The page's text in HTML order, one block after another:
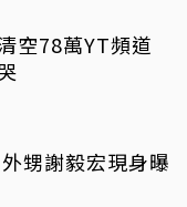
空78萬YT頻道
甥謝毅宏現身曝